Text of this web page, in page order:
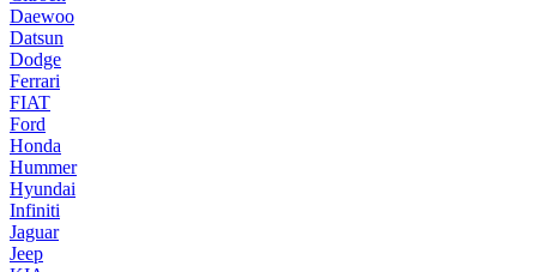
Daewoo
Datsun
Dodge
Ferrari
FIAT
Ford
Honda
Hummer
Hyundai
Infiniti
Jaguar
Jeep